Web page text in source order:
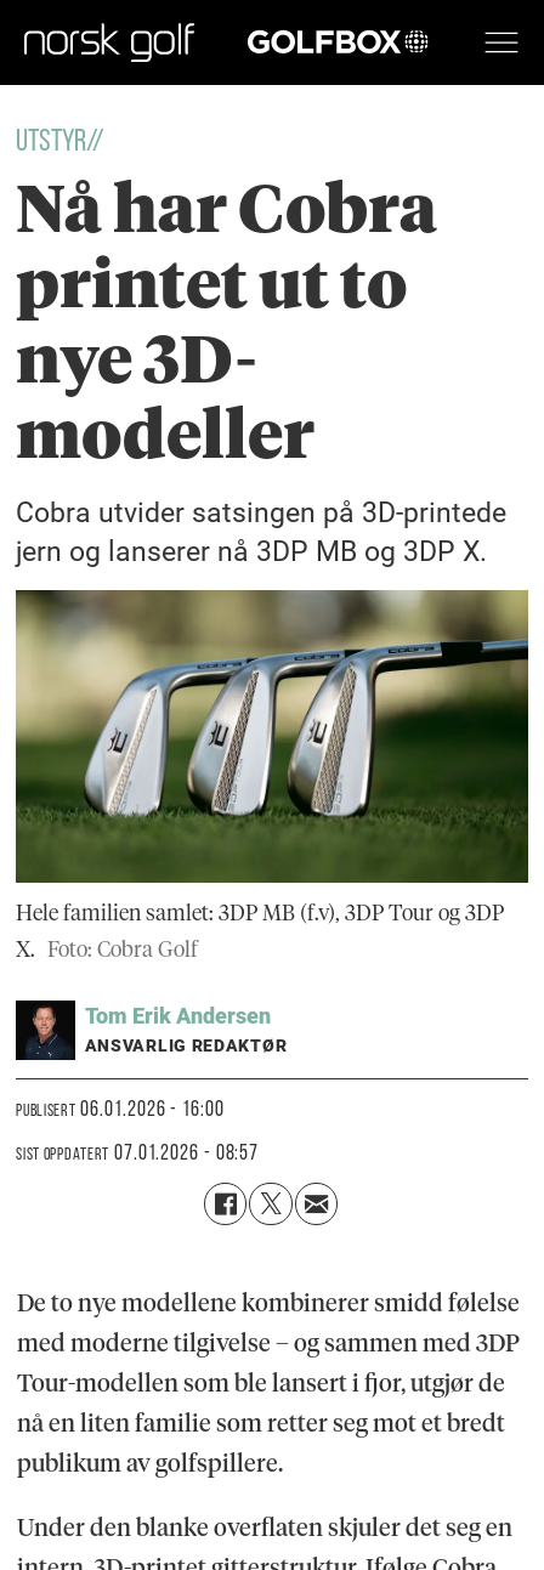
GOLFBOX
UTSTYR//
Nå har Cobra
printet ut to
nye 3D-
modeller
Cobra utvider satsingen på 3D-printede
jern og lanserer nå 3DP MB og 3DP X.
Hele familien samlet: 3DP MB (f.v), 3DP Tour og 3DP
X. Foto: Cobra Golf
Tom Erik Andersen
ANSVARLIG REDAKTØR
PUBLISERT 06.01.2026 - 16:00
SIST OPPDATERT 07.01.2026 - 08:57
De to nye modellene kombinerer smidd følelse
med moderne tilgivelse – og sammen med 3DP
Tour-modellen som ble lansert i fjor, utgjør de
nå en liten familie som retter seg mot et bredt
publikum av golfspillere.
Under den blanke overflaten skjuler det seg en